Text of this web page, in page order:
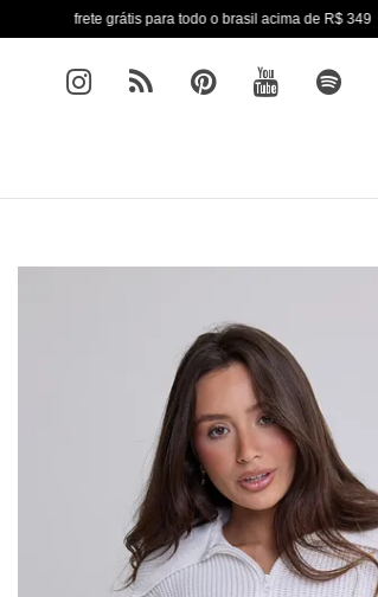
grátis para todo o brasil acima de R$ 349